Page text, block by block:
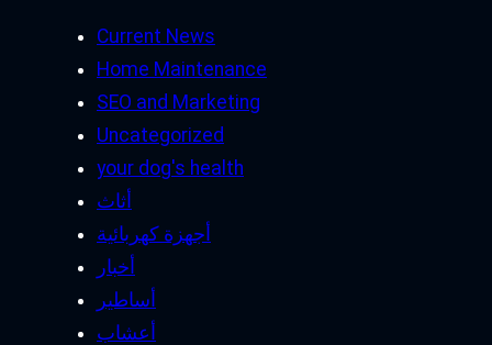
Current News
Home Maintenance
SEO and Marketing
Uncategorized
your dog's health
أثاث
أجهزة كهربائية
أخبار
أساطير
أعشاب